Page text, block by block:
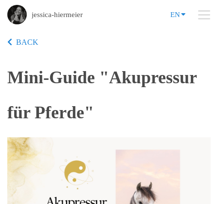
jessica-hiermeier EN
BACK
Mini-Guide "Akupressur
für Pferde"